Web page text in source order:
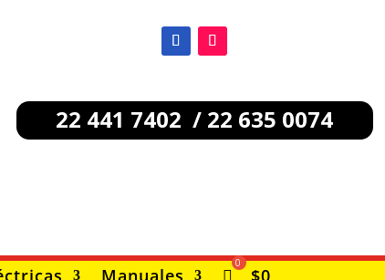
22 441 7402 / 22 635 0074
Manuales $0